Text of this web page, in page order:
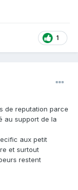
1
de reputation parce
au support de la
aux petit
et surtout
restent